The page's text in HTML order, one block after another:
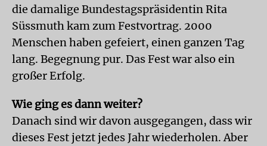
die damalige Bundestagspräsidentin Rita
Süssmuth kam zum Festvortrag. 2000
Menschen haben gefeiert, einen ganzen Tag
lang. Begegnung pur. Das Fest war also ein
großer Erfolg.
Wie ging es dann weiter?
Danach sind wir davon ausgegangen, dass wir
dieses Fest jetzt jedes Jahr wiederholen. Aber